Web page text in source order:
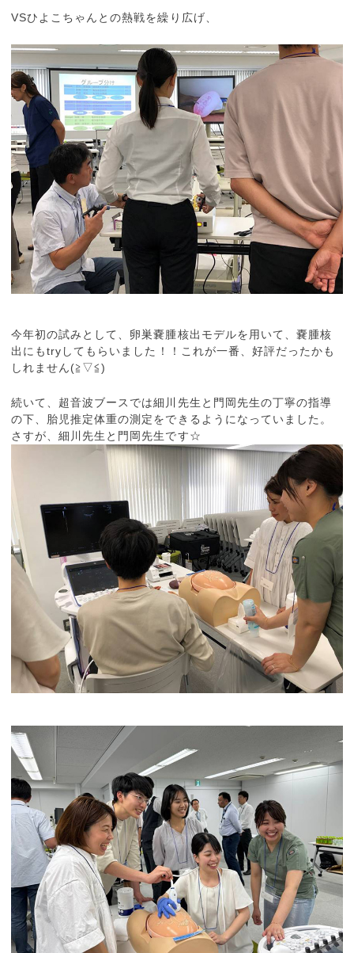
VSひよこちゃんとの熱戦を繰り広げ、
今年初の試みとして、卵巣嚢腫核出モデルを用いて、嚢腫核
出にもtryしてもらいました！！これが一番、好評だったかも
しれません(≧▽≦)
続いて、超音波ブースでは細川先生と門岡先生の丁寧の指導
の下、胎児推定体重の測定をできるようになっていました。
さすが、細川先生と門岡先生です☆